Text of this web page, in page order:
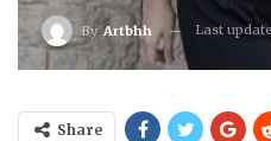
By Artbhh Last
Share